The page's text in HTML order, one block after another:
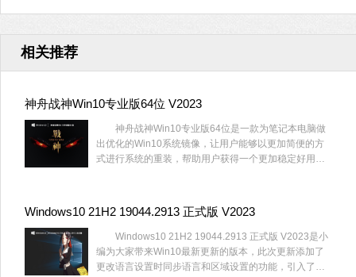
相关推荐
神舟战神Win10专业版64位 V2023
神舟战神Win10专业版64位是一款为笔记本电脑做
出优化的Win10系统镜像，让用户能够以更加简便的方
式进行系统的重装，帮助用户获得一个更加稳定好用的
Windows10 21H2 19044.2913 正式版 V2023
Windows10 21H2 19044.2913 正式版 V2023是小
编为大家带来Win10最新更新的版本，此次更新添加了
更改语言设置时同步语言和区域设置的功能，引入了防